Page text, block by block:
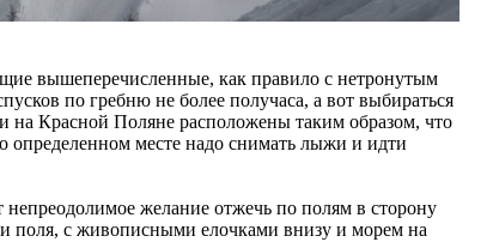
вышеперечисленные, как правило с нетронутым
по гребню не более получаса, а вот выбираться
на Красной Поляне расположены таким образом, что
определенном месте надо снимать лыжи и идти
желание отжечь по полям в сторону
поля, с живописными елочками внизу и морем на